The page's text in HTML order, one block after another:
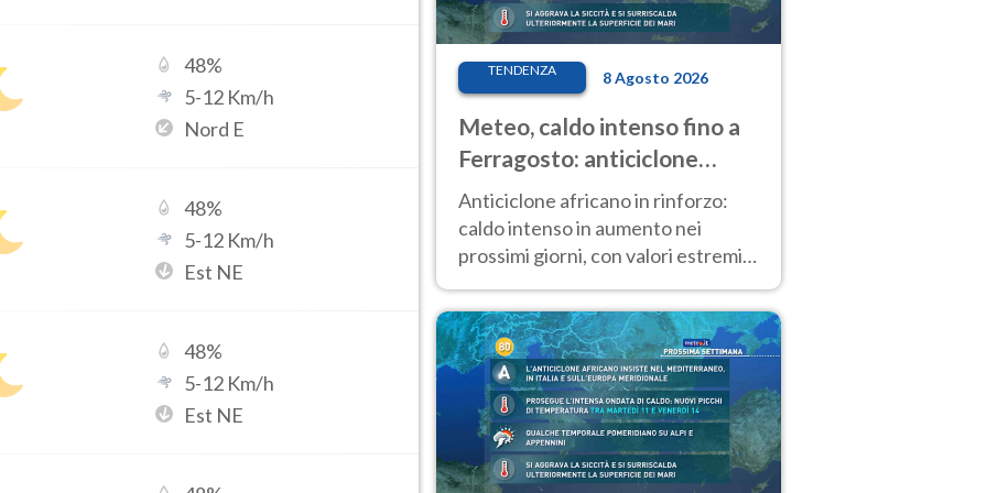
48%
5-12 Km/h
Nord E
48%
5-12 Km/h
Est NE
48%
5-12 Km/h
Est NE
TENDENZA 8 Agosto 2026
Meteo, caldo intenso fino a
Ferragosto: anticiclone
africano ancora
protagonista
Anticiclone africano in rinforzo:
caldo intenso in aumento nei
prossimi giorni, con valori estremi
d’Italia